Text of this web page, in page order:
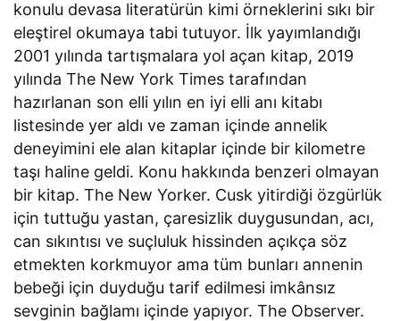
konulu devasa literatürün kimi örneklerini sıkı bir
eleştirel okumaya tabi tutuyor. İlk yayımlandığı
2001 yılında tartışmalara yol açan kitap, 2019
yılında The New York Times tarafından
hazırlanan son elli yılın en iyi elli anı kitabı
listesinde yer aldı ve zaman içinde annelik
deneyimini ele alan kitaplar içinde bir kilometre
taşı haline geldi. Konu hakkında benzeri olmayan
bir kitap. The New Yorker. Cusk yitirdiği özgürlük
için tuttuğu yastan, çaresizlik duygusundan, acı,
can sıkıntısı ve suçluluk hissinden açıkça söz
etmekten korkmuyor ama tüm bunları annenin
bebeği için duyduğu tarif edilmesi imkânsız
sevginin bağlamı içinde yapıyor. The Observer.